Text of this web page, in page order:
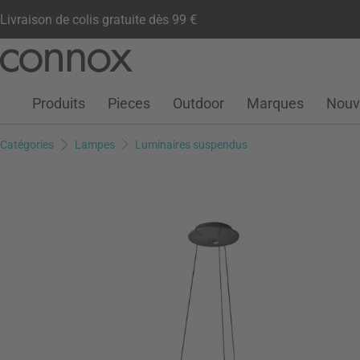
Livraison de colis gratuite dès 99 €
contenu
Compte clientListe de souhaits
Warenkorb
Produits Pieces Outdoor Marques
Catégories Lampes Luminaires suspendus